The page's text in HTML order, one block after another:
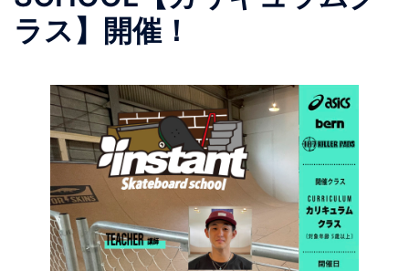
ラス】開催！